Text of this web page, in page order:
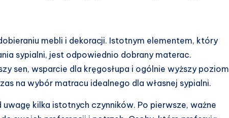
mebli i dekoracji. Istotnym elementem, który
sypialni, jest odpowiednio dobrany materac.
sen, wsparcie dla kręgosłupa i ogólnie wyższy poziom
na wybór matracu idealnego dla własnej sypialni.
kilka istotnych czynników. Po pierwsze, ważne